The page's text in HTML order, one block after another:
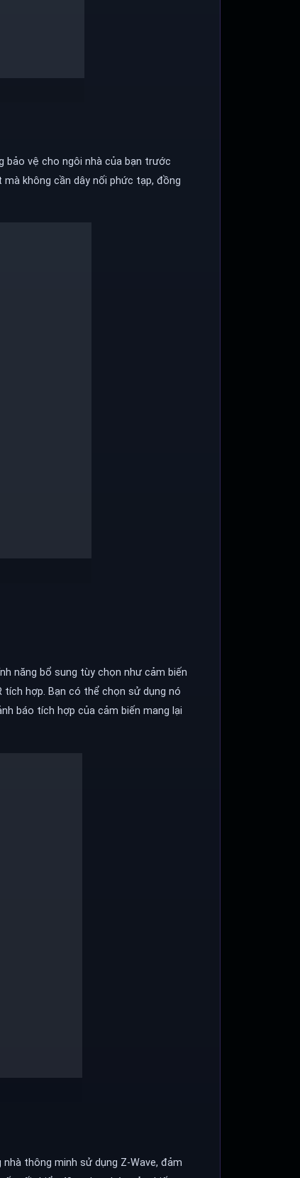
vệ cho ngôi nhà của bạn trước
không cần dây nối phức tạp, đồng
năng bổ sung tùy chọn như cảm biến
hợp. Bạn có thể chọn sử dụng nó
báo tích hợp của cảm biến mang lại
thông minh sử dụng Z-Wave, đảm